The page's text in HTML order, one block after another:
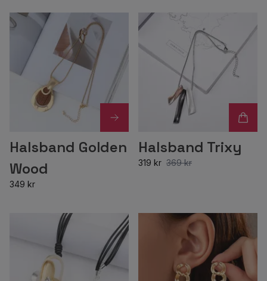
Halsband Golden
Wood
349 kr
Halsband Trixy
319 kr 369 kr